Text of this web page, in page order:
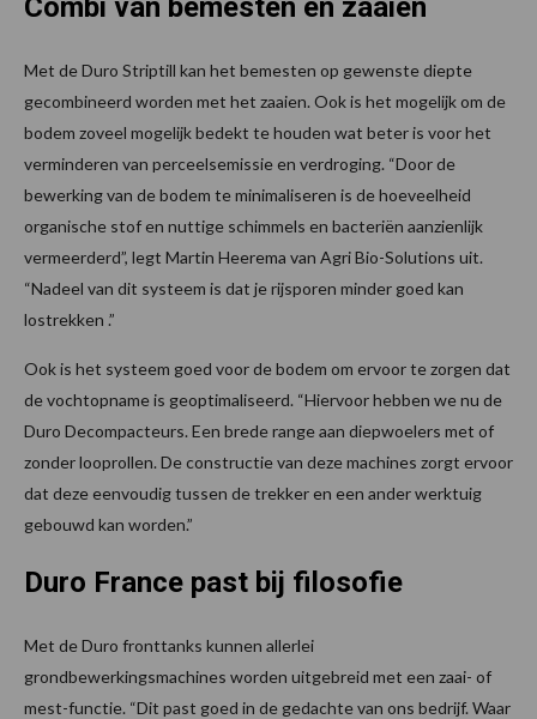
Combi van bemesten en zaaien
Met de Duro Striptill kan het bemesten op gewenste diepte
gecombineerd worden met het zaaien. Ook is het mogelijk om de
bodem zoveel mogelijk bedekt te houden wat beter is voor het
verminderen van perceelsemissie en verdroging. “Door de
bewerking van de bodem te minimaliseren is de hoeveelheid
organische stof en nuttige schimmels en bacteriën aanzienlijk
vermeerderd”, legt Martin Heerema van Agri Bio-Solutions uit.
“Nadeel van dit systeem is dat je rijsporen minder goed kan
lostrekken .”
Ook is het systeem goed voor de bodem om ervoor te zorgen dat
de vochtopname is geoptimaliseerd. “Hiervoor hebben we nu de
Duro Decompacteurs. Een brede range aan diepwoelers met of
zonder looprollen. De constructie van deze machines zorgt ervoor
dat deze eenvoudig tussen de trekker en een ander werktuig
gebouwd kan worden.”
Duro France past bij filosofie
Met de Duro fronttanks kunnen allerlei
grondbewerkingsmachines worden uitgebreid met een zaai- of
mest-functie. “Dit past goed in de gedachte van ons bedrijf. Waar